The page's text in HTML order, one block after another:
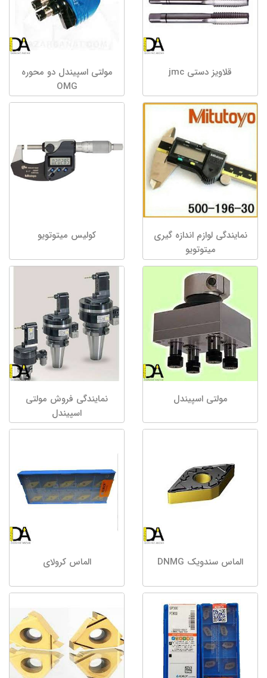
قلاویز دستی jmc
مولتی اسپیندل دو محوره
OMG
نمایندگی لوازم اندازه گیری
میتوتویو
کولیس میتوتویو
مولتی اسپیندل
نمایندگی فروش مولتی
اسپیندل
الماس سندویک DNMG الماس کرولای